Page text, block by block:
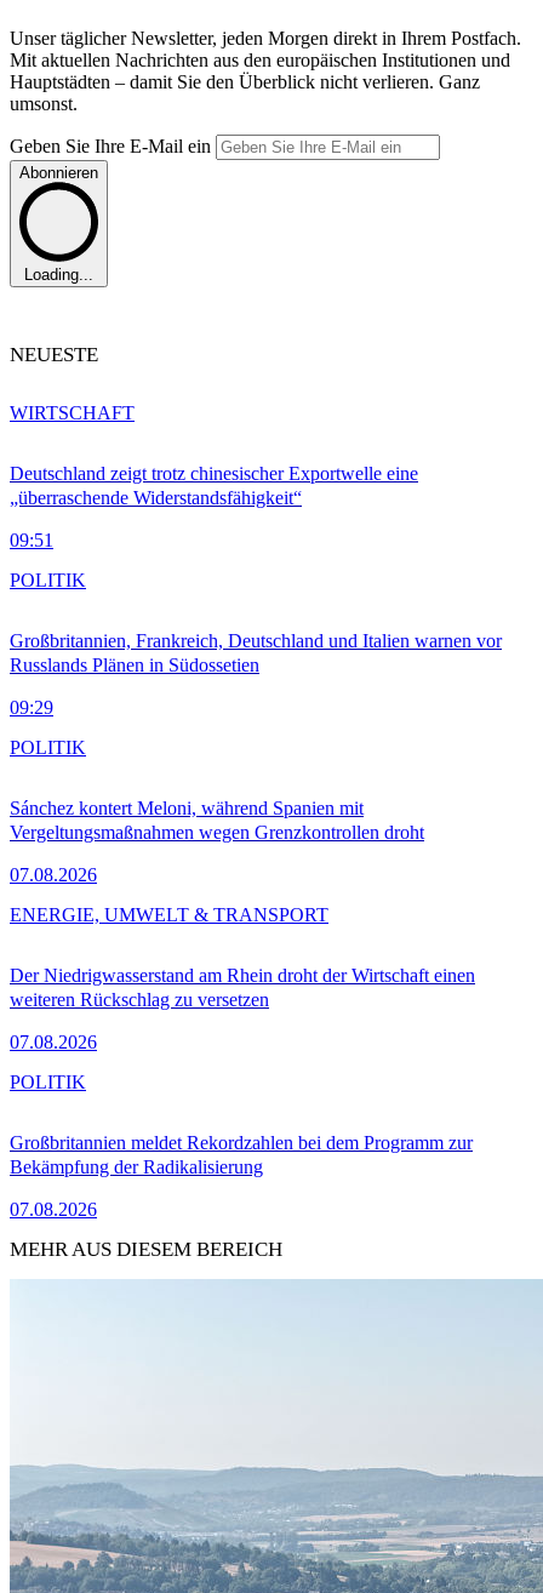
Unser täglicher Newsletter, jeden Morgen direkt in Ihrem Postfach.
Mit aktuellen Nachrichten aus den europäischen Institutionen und
Hauptstädten – damit Sie den Überblick nicht verlieren. Ganz
umsonst.
Geben Sie Ihre E-Mail ein
Abonnieren
Loading...
NEUESTE
Deutschland zeigt trotz chinesischer Exportwelle eine
„überraschende Widerstandsfähigkeit“
09:51
WIRTSCHAFT
Großbritannien, Frankreich, Deutschland und Italien warnen vor
Russlands Plänen in Südossetien
09:29
POLITIK
Sánchez kontert Meloni, während Spanien mit
Vergeltungsmaßnahmen wegen Grenzkontrollen droht
07.08.2026
POLITIK
Der Niedrigwasserstand am Rhein droht der Wirtschaft einen
weiteren Rückschlag zu versetzen
07.08.2026
ENERGIE, UMWELT & TRANSPORT
Großbritannien meldet Rekordzahlen bei dem Programm zur
Bekämpfung der Radikalisierung
07.08.2026
POLITIK
MEHR AUS DIESEM BEREICH